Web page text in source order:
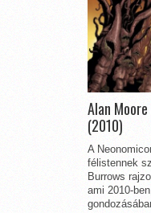
Alan
(2010)
A
félistennek
Burrows
ami 2010-